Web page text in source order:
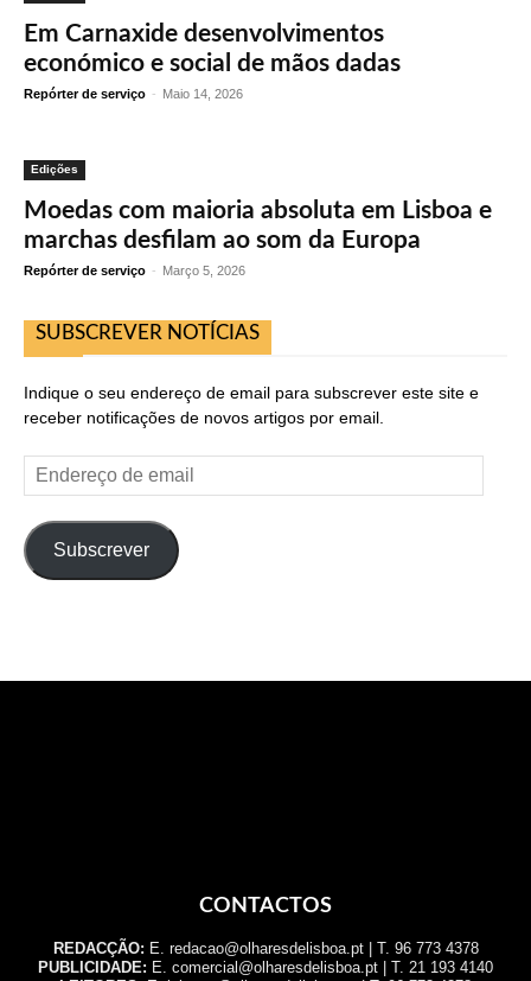
Em Carnaxide desenvolvimentos
económico e social de mãos dadas
Repórter de serviço - Maio 14, 2026
Edições
Moedas com maioria absoluta em Lisboa e
marchas desfilam ao som da Europa
Repórter de serviço - Março 5, 2026
SUBSCREVER NOTÍCIAS
Indique o seu endereço de email para subscrever este site e
receber notificações de novos artigos por email.
Endereço
de
Subscrever
CONTACTOS
REDACÇÃO: E. redacao@olharesdelisboa.pt | T. 96 773 4378
PUBLICIDADE: E. comercial@olharesdelisboa.pt | T. 21 193 4140